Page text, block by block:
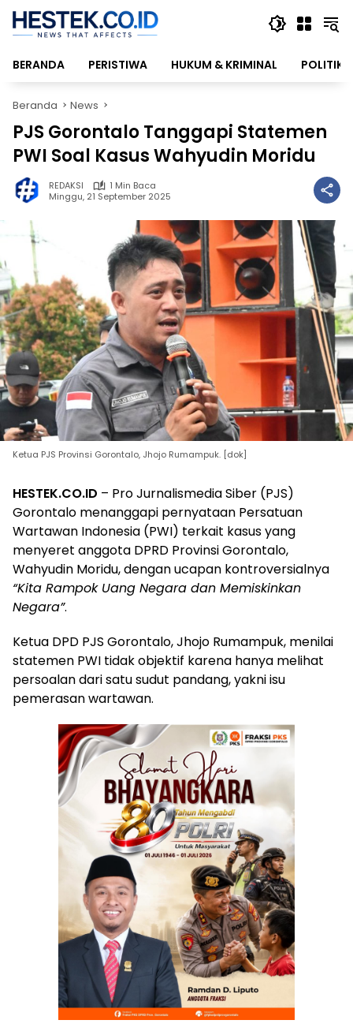
Langsung
konten
BERANDA
PERISTIWA HUKUM & KRIMINAL POLITIK
Beranda News
PJS Gorontalo Tanggapi Statemen
PWI Soal Kasus Wahyudin Moridu
REDAKSI
1 Min Baca
Minggu, 21 September 2025
Ketua PJS Provinsi Gorontalo, Jhojo Rumampuk. [dok]
HESTEK.CO.ID – Pro Jurnalismedia Siber (PJS)
Gorontalo menanggapi pernyataan Persatuan
Wartawan Indonesia (PWI) terkait kasus yang
menyeret anggota DPRD Provinsi Gorontalo,
Wahyudin Moridu, dengan ucapan kontroversialnya
“Kita Rampok Uang Negara dan Memiskinkan
Negara”.
Ketua DPD PJS Gorontalo, Jhojo Rumampuk, menilai
statemen PWI tidak objektif karena hanya melihat
persoalan dari satu sudut pandang, yakni isu
pemerasan wartawan.